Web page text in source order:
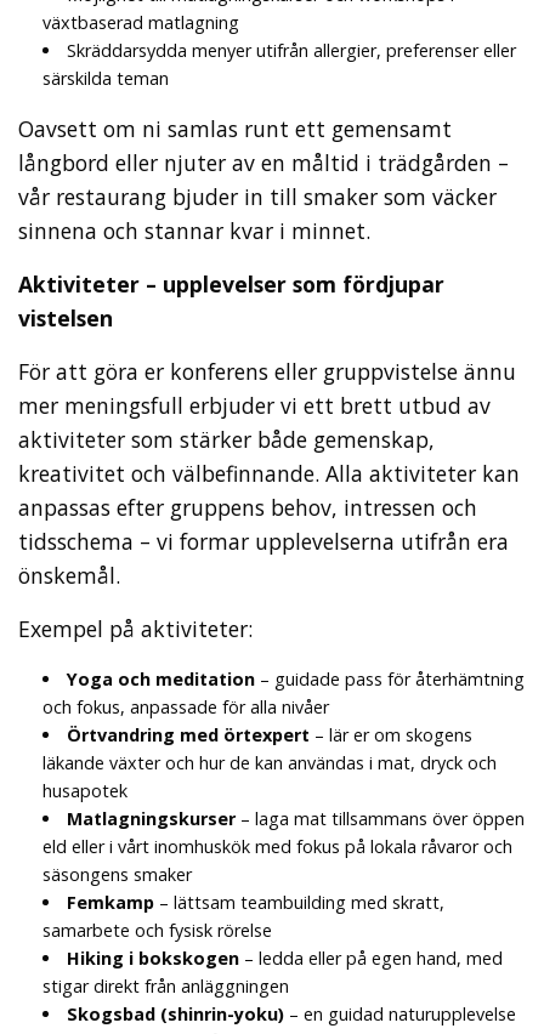
växtbaserad matlagning
Skräddarsydda menyer utifrån allergier, preferenser eller
särskilda teman
Oavsett om ni samlas runt ett gemensamt
långbord eller njuter av en måltid i trädgården –
vår restaurang bjuder in till smaker som väcker
sinnena och stannar kvar i minnet.
Aktiviteter – upplevelser som fördjupar
vistelsen
För att göra er konferens eller gruppvistelse ännu
mer meningsfull erbjuder vi ett brett utbud av
aktiviteter som stärker både gemenskap,
kreativitet och välbefinnande. Alla aktiviteter kan
anpassas efter gruppens behov, intressen och
tidsschema – vi formar upplevelserna utifrån era
önskemål.
Exempel på aktiviteter:
Yoga och meditation – guidade pass för återhämtning
och fokus, anpassade för alla nivåer
Örtvandring med örtexpert – lär er om skogens
läkande växter och hur de kan användas i mat, dryck och
husapotek
Matlagningskurser– laga mat tillsammans över öppen
eld eller i vårt inomhuskök med fokus på lokala råvaror och
säsongens smaker
Femkamp – lättsam teambuilding med skratt,
samarbete och fysisk rörelse
Hiking i bokskogen – ledda eller på egen hand, med
stigar direkt från anläggningen
Skogsbad (shinrin-yoku) – en guidad naturupplevelse